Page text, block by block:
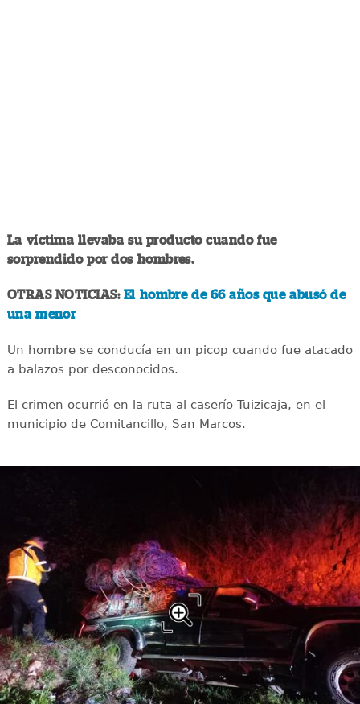
La víctima llevaba su producto cuando fue
sorprendido por dos hombres.
OTRAS NOTICIAS: El hombre de 66 años que abusó de
una menor
Un hombre se conducía en un picop cuando fue atacado
a balazos por desconocidos.
El crimen ocurrió en la ruta al caserío Tuizicaja, en el
municipio de Comitancillo, San Marcos.